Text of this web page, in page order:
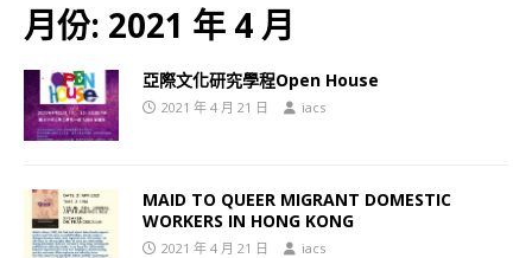
月份: 2021 年 4 月
亞際文化研究學程Open House
2021 年 4 月 21 日 iacs
MAID TO QUEER MIGRANT DOMESTIC
WORKERS IN HONG KONG
2021 年 4 月 21 日 iacs